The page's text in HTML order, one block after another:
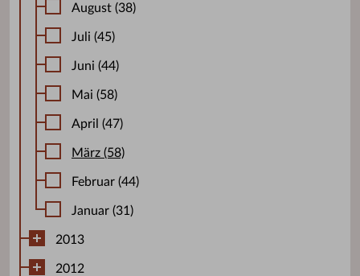
August (38)
Juli (45)
Juni (44)
Mai (58)
April (47)
März (58)
Februar (44)
Januar (31)
2013
2012